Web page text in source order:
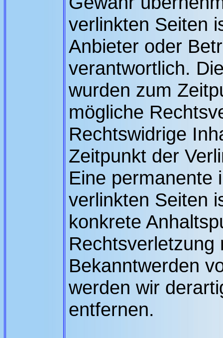
verlinkten Seiten
Anbieter oder
verantwortlich.
wurden zum
mögliche
Rechtswidrige
Zeitpunkt der
Eine permanente
verlinkten Seiten
konkrete
Rechtsverletzung
Bekanntwerden
werden wir
entfernen.